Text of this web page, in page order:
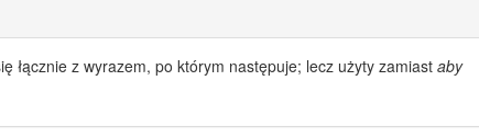
łącznie z wyrazem, po którym następuje; lecz użyty zamiast aby